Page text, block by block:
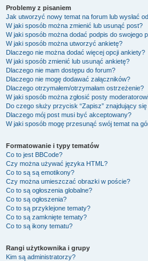
Problemy z pisaniem
Jak utworzyć nowy temat na forum lub wysłać
W jaki sposób można zmienić lub usunąć post?
W jaki sposób można dodać podpis do swojego
W jaki sposób można utworzyć ankietę?
Dlaczego nie można dodać więcej opcji ankiety?
W jaki sposób zmienić lub usunąć ankietę?
Dlaczego nie mam dostępu do forum?
Dlaczego nie mogę dodawać załączników?
Dlaczego otrzymałem/otrzymałam ostrzeżenie?
W jaki sposób można zgłosić posty
Do czego służy przycisk “Zapisz” znajdujący
Dlaczego mój post musi być akceptowany?
W jaki sposób mogę przesunąć swój temat na
Formatowanie i typy tematów
Co to jest BBCode?
Czy można używać języka HTML?
Co to są są emotikony?
Czy można umieszczać obrazki w poście?
Co to są ogłoszenia globalne?
Co to są ogłoszenia?
Co to są przyklejone tematy?
Co to są zamknięte tematy?
Co to są ikony tematu?
Rangi użytkownika i grupy
Kim są administratorzy?